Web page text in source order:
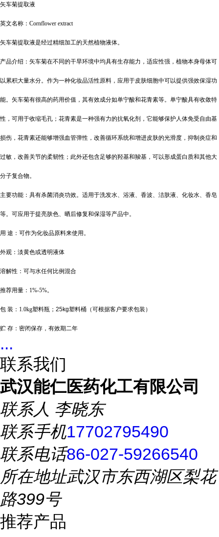
矢车菊提取液
英文名称： Cornflower extract
矢车菊提取液是经过精细加工的天然植物液体。
产品介绍：矢车菊在不同的干旱环境中均具有生存能力，适应性强，植物本身母体可
以累积大量水分。作为一种化妆品活性原料，应用于皮肤细胞中可以提供强效保湿功
能。矢车菊有很高的药用价值，其有效成分如单宁酸和花青素等。单宁酸具有收敛特
性，可用于收缩毛孔；花青素是一种强有力的抗氧化剂，它能够保护人体免受自由基
损伤，花青素还能够增强血管弹性，改善循环系统和增进皮肤的光滑度，抑制炎症和
过敏，改善关节的柔韧性；此外还包含足够的羟基和羧基，可以形成蛋白质和其他大
分子复合物。
主要功能：具有杀菌消炎功效。适用于洗发水、浴液、香波、洁肤液、化妆水、香皂
等。可应用于提亮肤色、晒后修复和保湿等产品中。
用 途：可作为化妆品原料来使用。
外观：淡黄色或透明液体
溶解性：可与水任何比例混合
推荐用量： 1%-5%。
包 装： 1.0kg塑料瓶； 25kg塑料桶（可根据客户要求包装）
贮 存：密闭保存，有效期二年
...
联系我们
武汉能仁医药化工有限公司
联系人 李晓东
联系手机17702795490
联系电话86-027-59266540
所在地址武汉市东西湖区梨花
路399号
推荐产品